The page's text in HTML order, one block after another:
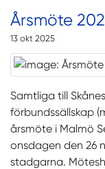
Årsmöte
13 okt 2025
Samtliga till
förbundssällskap
årsmöte i Malmö
onsdagen den 26
stadgarna.